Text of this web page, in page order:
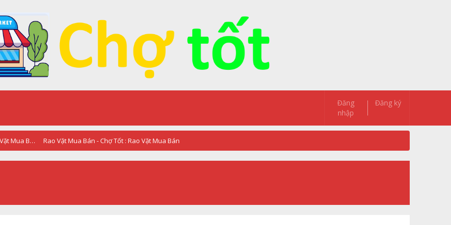
Đăng
nhập
Đăng ký
RAO VẶT - QUẢNG CÁO - Chợ Tốt : Rao Vặt Mua Bán Rao Vặt Mua Bán - Chợ Tốt : Rao Vặt Mua Bán